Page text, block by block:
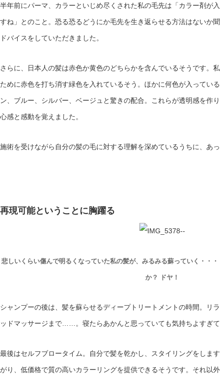
半年前にパーマ、カラーといじめ尽くされた私の毛先は「カラー剤が
すね」とのこと。恐る恐るどうにか毛先を生き返らせる方法はないか
ドバイスをしていただきました。
さらに、日本人の髪は赤色か黄色のどちらかを含んでいるそうです。
ために赤色を打ち消す緑色を入れているそう。ほかに何色が入ってい
ン、ブルー、シルバー、ベージュと驚きの配合。これらが透明感を作
心感と感動を覚えました。
施術を受けながら自分の髪の毛に対する理解を深めているうちに、あ
再現可能ということに胸躍る
悲しいくらい傷んで明るくなっていた私の髪が、みるみる蘇っていく・・
か？ ドヤ！
シャンプーの後は、髪を蘇らせるディープトリートメントの時間。リ
ッドマッサージまで……。寝たらあかんと思っていても気持ちよすぎ
最後はセルフブロータイム。自分で髪を乾かし、スタイリングをしま
がり、低価格で質の高いカラーリングを提供できるそうです。それ以